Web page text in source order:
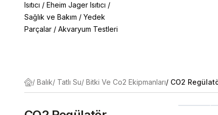
Isıtıcı / Eheim Jager Isıtıcı /
Sağlık ve Bakım / Yedek
Parçalar / Akvaryum Testleri
/ Balık/ Tatlı Su/ Bitki Ve Co2 Ekipmanları/ CO2